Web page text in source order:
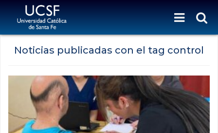
Noticias publicadas con el tag control